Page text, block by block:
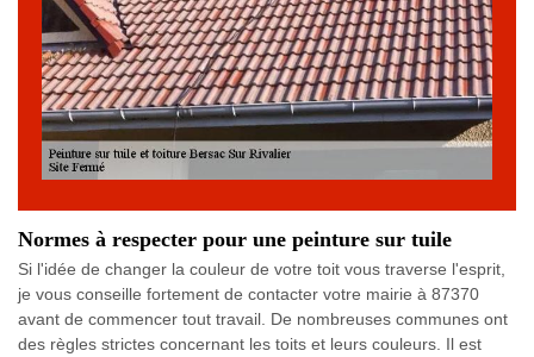
Normes à respecter pour une peinture sur tuile
Si l'idée de changer la couleur de votre toit vous traverse l'esprit,
je vous conseille fortement de contacter votre mairie à 87370
avant de commencer tout travail. De nombreuses communes ont
des règles strictes concernant les toits et leurs couleurs. Il est